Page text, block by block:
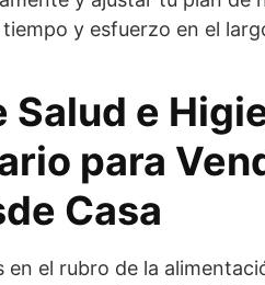
y esfuerzo en el
Salud e
para
Casa
en el rubro de la